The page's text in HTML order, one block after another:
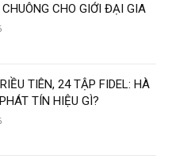
CHUÔNG CHO GIỚI ĐẠI GIA
TIÊN, 24 TẬP FIDEL: HÀ
TÍN HIỆU GÌ?